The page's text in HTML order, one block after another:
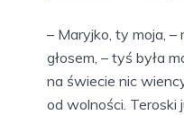
– Maryjko, ty moja, –
głosem, – tyś była
na świecie nic
od wolności. Teroski